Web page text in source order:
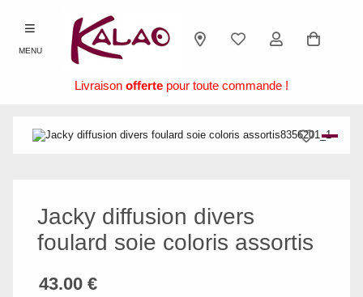
MENU
Livraison offerte pour toute commande !
Jacky diffusion divers
foulard soie coloris assortis